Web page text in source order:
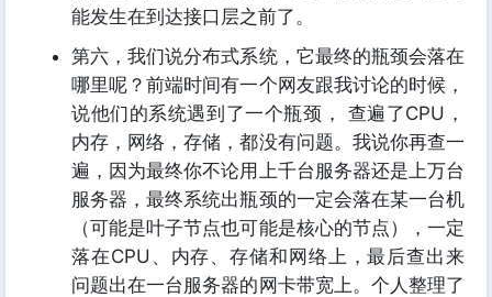
能发生在到达接口层之前了。
第六，我们说分布式系统，它最终的瓶颈会落在
哪里呢？前端时间有一个网友跟我讨论的时候，
说他们的系统遇到了一个瓶颈， 查遍了CPU，
内存，网络，存储，都没有问题。我说你再查一
遍，因为最终你不论用上千台服务器还是上万台
服务器，最终系统出瓶颈的一定会落在某一台机
（可能是叶子节点也可能是核心的节点），一定
落在CPU、内存、存储和网络上，最后查出来
问题出在一台服务器的网卡带宽上。个人整理了